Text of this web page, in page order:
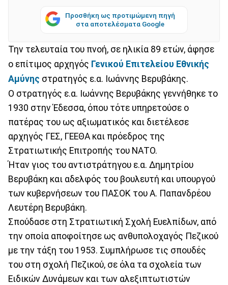
Προσθήκη ως προτιμώμενη πηγή
στα αποτελέσματα Google
Την τελευταία του πνοή, σε ηλικία 89 ετών, άφησε
ο επίτιμος αρχηγός Γενικού Επιτελείου Εθνικής
Αμύνης στρατηγός ε.α. Ιωάννης Βερυβάκης.
Ο στρατηγός ε.α. Ιωάννης Βερυβάκης γεννήθηκε το
1930 στην Έδεσσα, όπου τότε υπηρετούσε ο
πατέρας του ως αξιωματικός και διετέλεσε
αρχηγός ΓΕΣ, ΓΕΕΘΑ και πρόεδρος της
Στρατιωτικής Επιτροπής του ΝΑΤΟ.
Ήταν γιος του αντιστράτηγου ε.α. Δημητρίου
Βερυβάκη και αδελφός του βουλευτή και υπουργού
των κυβερνήσεων του ΠΑΣΟΚ του Α. Παπανδρέου
Λευτέρη Βερυβάκη.
Σπούδασε στη Στρατιωτική Σχολή Ευελπίδων, από
την οποία αποφοίτησε ως ανθυπολοχαγός Πεζικού
με την τάξη του 1953. Συμπλήρωσε τις σπουδές
του στη σχολή Πεζικού, σε όλα τα σχολεία των
Ειδικών Δυνάμεων και των αλεξιπτωτιστών